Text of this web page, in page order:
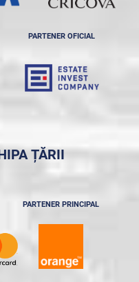
PARTENER OFICIAL
ȚĂRII
PARTENER PRINCIPAL